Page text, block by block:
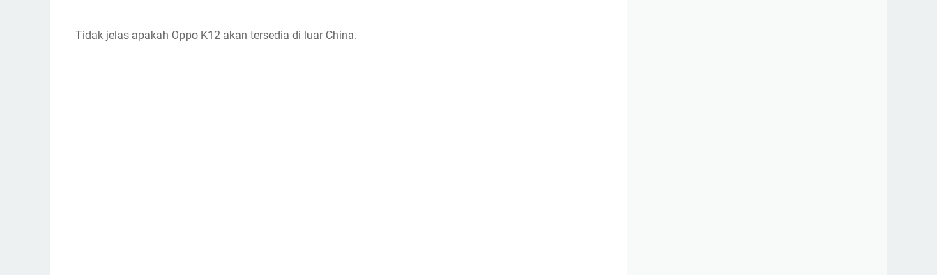
Tidak jelas apakah Oppo K12 akan tersedia di luar China.